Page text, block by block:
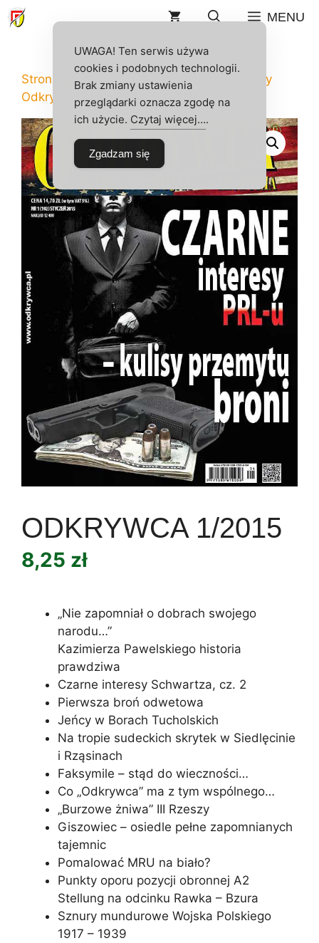
Przejdź
do
MENU
Strona główna/ Sklep / Odkrywca
Numery
Odkrywcy/ ODKRYWCA 1/2015
ODKRYWCA 1/2015
8,25 zł
„Nie zapomniał o dobrach swojego
narodu…”
Kazimierza Pawelskiego historia
prawdziwa
Czarne interesy Schwartza, cz. 2
Pierwsza broń odwetowa
Jeńcy w Borach Tucholskich
Na tropie sudeckich skrytek w Siedlęcinie
i Rząsinach
Faksymile – stąd do wieczności…
Co „Odkrywca” ma z tym wspólnego…
„Burzowe żniwa” III Rzeszy
Giszowiec – osiedle pełne zapomnianych
tajemnic
Pomalować MRU na biało?
Punkty oporu pozycji obronnej A2
Stellung na odcinku Rawka – Bzura
Sznury mundurowe Wojska Polskiego
1917 – 1939
UWAGA! Ten serwis używa
cookies i podobnych technologii.
Brak zmiany ustawienia
przeglądarki oznacza zgodę na
ich użycie. Czytaj więcej….
Zgadzam się